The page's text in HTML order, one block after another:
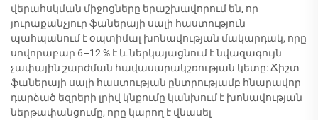
վերահսկման միջոցները երաշխավորում են, որ
յուրաքանչյուր ֆաներայի սալի հաստություն
պահպանում է օպտիմալ խոնավության մակարդակ, որը
սովորաբար 6–12 % է և ներկայացնում է նվազագույն
չափային շարժման հավասարակշռության կետը: Ճիշտ
ֆաներայի սալի հաստության ընտրությամբ հնարավոր
դարձած եզրերի լրիվ կնքումը կանխում է խոնավության
ներթափանցումը, որը կարող է վնասել